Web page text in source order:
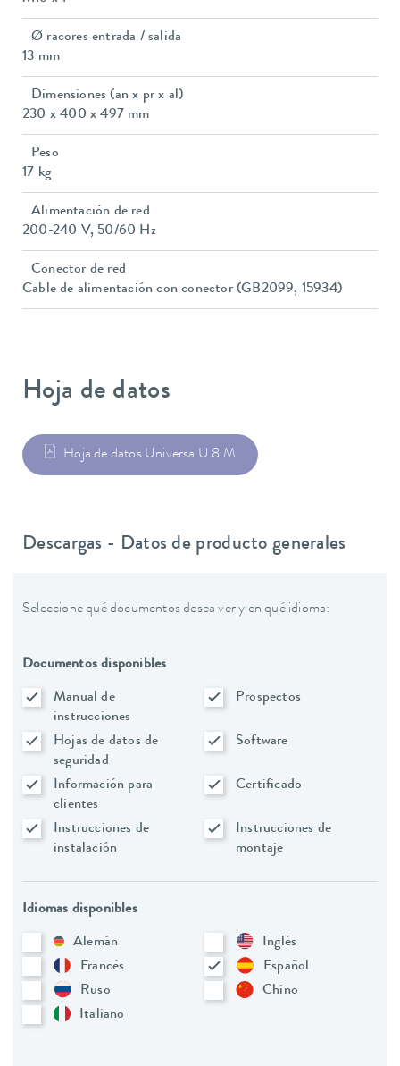
Ø racores entrada / salida
13 mm
Dimensiones (an x pr x al)
230 x 400 x 497 mm
Peso
17 kg
Alimentación de red
200-240 V, 50/60 Hz
Conector de red
Cable de alimentación con conector (GB2099, 15934)
Hoja de datos
Hoja de datos Universa U 8 M
Descargas - Datos de producto generales
Seleccione qué documentos desea ver y en qué idioma:
Documentos disponibles
Manual de
instrucciones
Prospectos
Hojas de datos de
seguridad
Software
Información para
clientes
Certificado
Instrucciones de
instalación
Instrucciones de
montaje
Idiomas disponibles
Alemán
Inglés
Francés
Español
Ruso
Chino
Italiano